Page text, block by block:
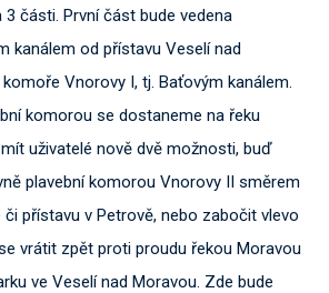
části. První část bude vedena
kanálem od přístavu Veselí nad
Vnorovy I, tj. Baťovým kanálem.
komorou se dostaneme na řeku
uživatelé nově dvě možnosti, buď
plavební komorou Vnorovy II směrem
přístavu v Petrově, nebo zabočit vlevo
vrátit zpět proti proudu řekou Moravou
ve Veselí nad Moravou. Zde bude